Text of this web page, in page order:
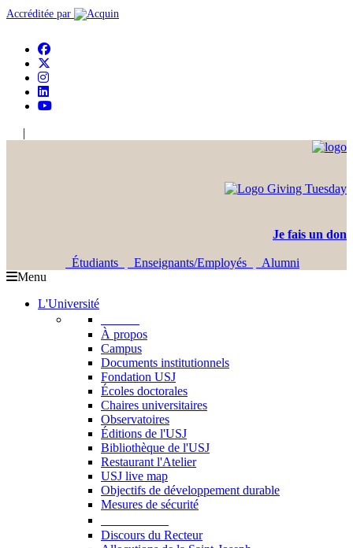
Accréditée par
|
Je fais un don
Étudiants Enseignants/Employés
Alumni
Menu
L'Université
À propos
Campus
Documents institutionnels
Fondation USJ
Écoles doctorales
Chaires universitaires
Observatoires
Éditions de l'USJ
Bibliothèque de l'USJ
Restaurant l'Atelier
USJ live map
Objectifs de développement durable
Mesures de sécurité
Discours du Recteur